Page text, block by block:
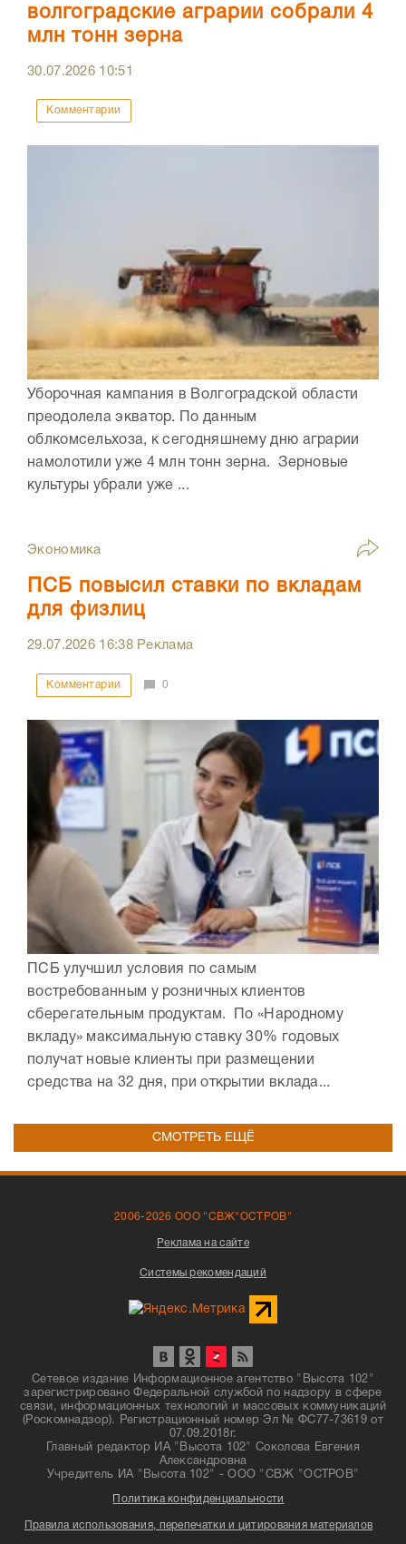
волгоградские аграрии собрали 4
млн тонн зерна
30.07.2026 10:51
Комментарии
Уборочная кампания в Волгоградской области
преодолела экватор. По данным
облкомсельхоза, к сегодняшнему дню аграрии
намолотили уже 4 млн тонн зерна. Зерновые
культуры убрали уже ...
Экономика
ПСБ повысил ставки по вкладам
для физлиц
29.07.2026 16:38Реклама
Комментарии 0
ПСБ улучшил условия по самым
востребованным у розничных клиентов
сберегательным продуктам. По «Народному
вкладу» максимальную ставку 30% годовых
получат новые клиенты при размещении
средства на 32 дня, при открытии вклада...
СМОТРЕТЬ ЕЩЁ
2006-2026 ООО "СВЖ"ОСТРОВ"
Реклама на сайте
Системы рекомендаций
Сетевое издание Информационное агентство "Высота 102"
зарегистрировано Федеральной службой по надзору в сфере
связи, информационных технологий и массовых коммуникаций
(Роскомнадзор). Регистрационный номер Эл № ФС77-73619 от
07.09.2018г.
Главный редактор ИА "Высота 102" Соколова Евгения
Александровна
Учредитель ИА "Высота 102" - ООО "СВЖ "ОСТРОВ"
Политика конфиденциальности
Правила использования, перепечатки и цитирования материалов